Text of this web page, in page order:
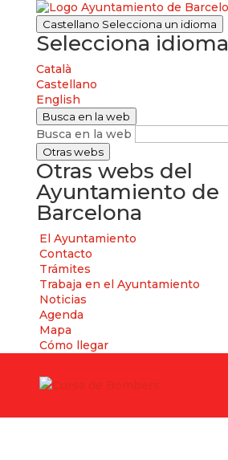
Castellano Selecciona un idioma
Selecciona idioma
Català
Castellano
English
Busca en la web
Busca en la web
Otras webs
Otras webs del
Ayuntamiento de
Barcelona
El Ayuntamiento
Contacto
Trámites
Trabaja en el Ayuntamiento
Noticias
Agenda
Mapa
Cómo llegar